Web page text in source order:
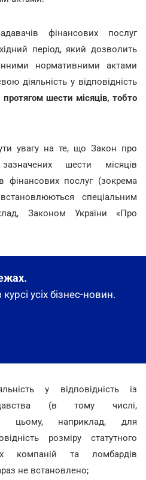
фінансових послуг
період, який дозволить
нормативними актами
діяльність у відповідність
протягом шести місяців, тобто
увагу на те, що Закон про
шести місяців
фінансових послуг (зокрема
спеціальним
Законом України «Про
усіх бізнес-новин.
у відповідність із
(в тому числі,
цьому, наприклад, для
розміру статутного
компаній та ломбардів
не встановлено;